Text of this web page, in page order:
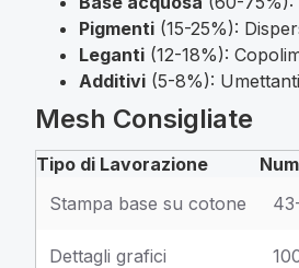
Pigmenti (15-25%):
Leganti (12-18%):
Additivi (5-8%):
Mesh Consigliate
Tipo di Lavorazione
Stampa base su cotone
Dettagli grafici